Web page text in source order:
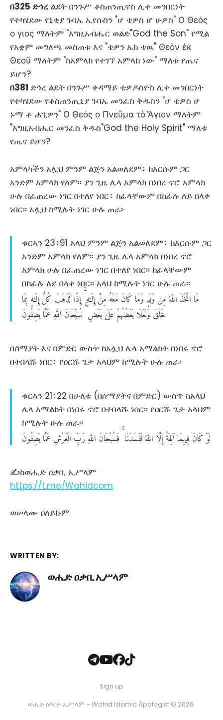
በ325 ድኅረ ልደት በንጉሥ ቆስጠንጢኖስ ሊቀ መንበርነት
የተካሄደው የኒቂያ ጉባኤ ኢየሱስን "ሆ ቴዎስ ሆ ሁዎስ" Ο Θεός
ο γιος ማለትም "እግዚአብሔር ወልድ"God the Son" የሚል
የአቋም መግለጫ መስጠቱ እና "ቴዎን ኤክ ቴዉ" Θεὸν ἐκ
Θεοῦ ማለትም "ከአምላክ የተገኘ አምላክ ነው" ማለቱ የጤና
ይሆን?
በ381 ድኅረ ልደት በንጉሥ ቀዳማይ ቴዎዶስዮስ ሊቀ መንበርነት
የተካሄደው የቆስጠንጢኒያ ጉባኤ መንፈስ ቅዱስን "ሆ ቴዎስ ሆ
ኑማ ቶ ሐጊዎን" Ο Θεός ο Πνεῦμα τὸ Ἅγιον ማለትም
"እግዚአብሔር መንፈስ ቅዱስ"God the Holy Spirit" ማለቱ
የጤና ይሆን?
አምላካችን አሏህ ምንም ልጅን አልወለደም፥ ከእርሱም ጋር
አንድም አምላክ የለም፡፡ ያን ጊዜ ሌላ አምላክ በነበረ ኖሮ አምላክ
ሁሉ በፈጠረው ነገር በተለየ ነበር፥ ከፊላቸውም በከፊሉ ለይ በላቀ
ነበር፡፡ አሏህ ከሚሉት ነገር ሁሉ ጠራ፦
ቁርኣን 23፥91 አላህ ምንም ልጅን አልወለደም፥ ከእርሱም ጋር
አንድም አምላክ የለም፡፡ ያን ጊዜ ሌላ አምላክ በነበረ ኖሮ
አምላክ ሁሉ በፈጠረው ነገር በተለየ ነበር፡፡ ከፊላቸውም
በከፊሉ ለይ በላቀ ነበር፡፡ አላህ ከሚሉት ነገር ሁሉ ጠራ፡፡
مَااتَّخَذَاللَّهُمِنوَلَدٍوَمَاكَانَمَعَهُمِنْإِلَـٰهٍ إِذًالَّذَهَبَكُلُّإِلَـٰهٍبِمَا
خَلَقَوَلَعَلَابَعْضُهُمْعَلَىٰبَعْضٍ سُبْحَانَاللَّهِعَمَّايَصِفُونَ
በሰማያት እና በምድር ውስጥ ከአሏህ ሌላ አማልክት በነበሩ ኖሮ
በተበላሹ ነበር፥ የዐርሹ ጌታ አላህም ከሚሉት ሁሉ ጠራ፦
ቁርኣን 21፥22 በሁለቱ (በሰማያትና በምድር) ውስጥ ከአላህ
ሌላ አማልክት በነበሩ ኖሮ በተበላሹ ነበር፡፡ የዐርሹ ጌታ አላህም
ከሚሉት ሁሉ ጠራ፡፡
لَوْكَانَفِيهِمَاآلِهَةٌإِلَّااللَّهُلَفَسَدَتَا فَسُبْحَانَاللَّهِرَبِّالْعَرْشِعَمَّايَصِفُونَ
✍ከወሒድ ዐቃቢ ኢሥላም
https://t.me/Wahidcom
ወሠላሙ ዐለይኩም
WRITTEN BY:
ወሒድ ዐቃቢ ኢሥላም
Sign up
ወሒድ ዕቅበተ ኢሥላም - Wahid Islamic Apologist © 2026.